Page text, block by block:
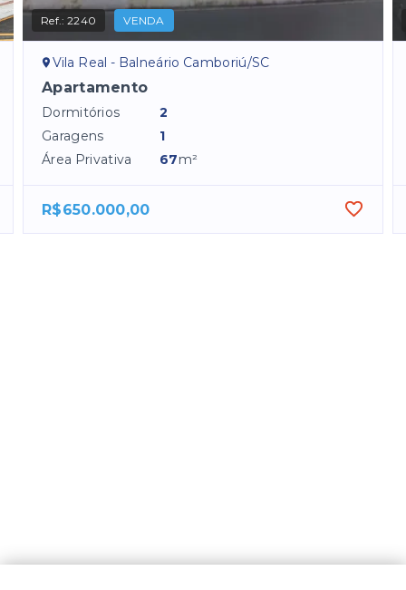
Ref.:2240 VENDA
Vila Real - Balneário Camboriú/SC
Apartamento
Dormitórios
2
Garagens
1
Área Privativa
67m²
R$650.000,00